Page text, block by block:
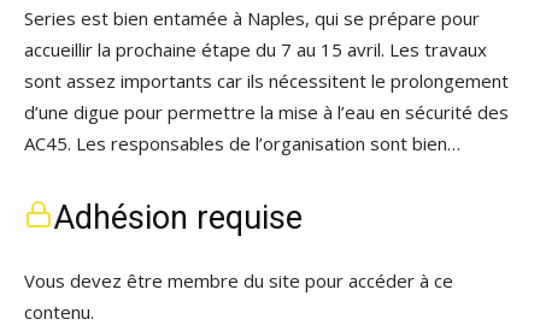
Series est bien entamée à Naples, qui se prépare pour
accueillir la prochaine étape du 7 au 15 avril. Les travaux
sont assez importants car ils nécessitent le prolongement
d’une digue pour permettre la mise à l’eau en sécurité des
AC45. Les responsables de l’organisation sont bien…
Adhésion requise
Vous devez être membre du site pour accéder à ce
contenu.